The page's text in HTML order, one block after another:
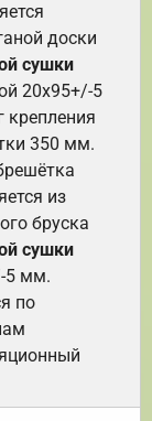
доски
сушки
20х95+/-5
350 мм.
из
бруска
сушки
5 мм.
по